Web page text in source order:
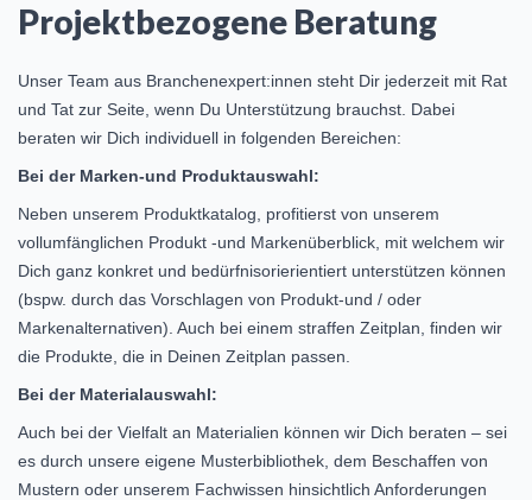
Projektbezogene Beratung
Unser Team aus Branchenexpert:innen steht Dir jederzeit mit Rat
und Tat zur Seite, wenn Du Unterstützung brauchst. Dabei
beraten wir Dich individuell in folgenden Bereichen:
Bei der Marken-und Produktauswahl:
Neben unserem Produktkatalog, profitierst von unserem
vollumfänglichen Produkt -und Markenüberblick, mit welchem wir
Dich ganz konkret und bedürfnisorierientiert unterstützen können
(bspw. durch das Vorschlagen von Produkt-und / oder
Markenalternativen). Auch bei einem straffen Zeitplan, finden wir
die Produkte, die in Deinen Zeitplan passen.
Bei der Materialauswahl:
Auch bei der Vielfalt an Materialien können wir Dich beraten – sei
es durch unsere eigene Musterbibliothek, dem Beschaffen von
Mustern oder unserem Fachwissen hinsichtlich Anforderungen